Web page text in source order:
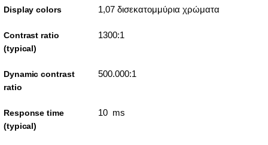
Display colors 1,07 δισεκατομμύρια χρώματα
Contrast ratio
(typical)
1300:1
Dynamic contrast
ratio
500.000:1
Response time
(typical)
10 ms